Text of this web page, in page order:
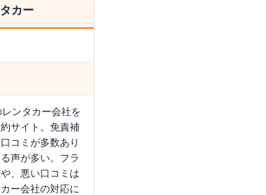
カー
ンタカー会社を
サイト。免責補
コミが多数あり
声が多い。フラ
、悪い口コミは
ー会社の対応に